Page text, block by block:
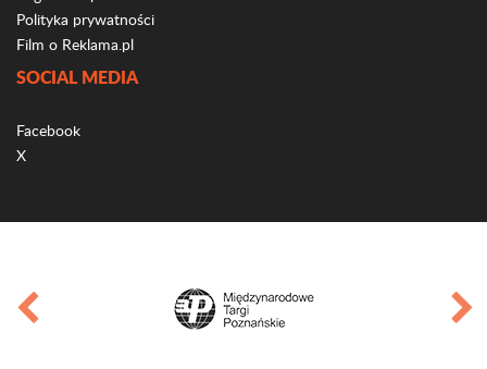
Polityka prywatności
Film o Reklama.pl
SOCIAL MEDIA
Facebook
X